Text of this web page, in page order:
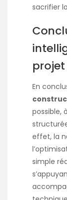
sacrifier
En
possible,
effet, la
simple